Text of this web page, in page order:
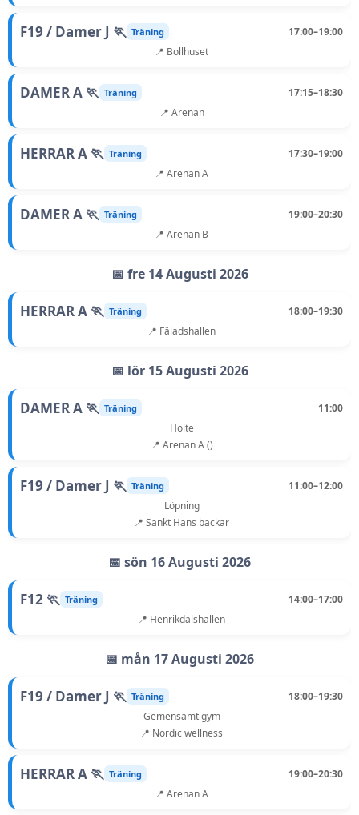
F19 / Damer J 🏃 Träning
17:00–19:00
📍 Bollhuset
DAMER A 🏃 Träning
17:15–18:30
📍 Arenan
HERRAR A 🏃 Träning
17:30–19:00
📍 Arenan A
DAMER A 🏃 Träning
19:00–20:30
📍 Arenan B
📅 fre 14 Augusti 2026
HERRAR A 🏃 Träning
18:00–19:30
📍 Fäladshallen
📅 lör 15 Augusti 2026
DAMER A 🏃 Träning
11:00
Holte
📍 Arenan A ()
F19 / Damer J 🏃 Träning
11:00–12:00
Löpning
📍 Sankt Hans backar
📅 sön 16 Augusti 2026
F12 🏃 Träning
14:00–17:00
📍 Henrikdalshallen
📅 mån 17 Augusti 2026
F19 / Damer J 🏃 Träning
18:00–19:30
Gemensamt gym
📍 Nordic wellness
HERRAR A 🏃 Träning
19:00–20:30
📍 Arenan A